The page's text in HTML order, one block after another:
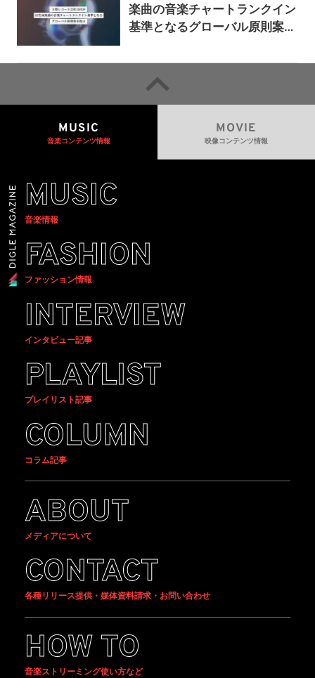
楽曲の音楽チャートランクイン
基準となるグローバル原則案を
るための統一的な枠組みを提案
MUSIC
音楽コンテンツ情報
MOVIE
映像コンテンツ情報
MUSIC
音楽情報
FASHION
ファッション情報
INTERVIEW
インタビュー記事
PLAYLIST
プレイリスト記事
COLUMN
コラム記事
ABOUT
メディアについて
CONTACT
各種リリース提供・媒体資料請求・お問い合わせ
HOW TO
音楽ストリーミング使い方など